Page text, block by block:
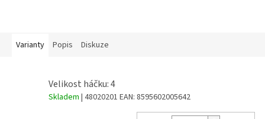
Varianty Popis Diskuze
Velikost háčku: 4
Skladem | 48020201 EAN: 8595602005642